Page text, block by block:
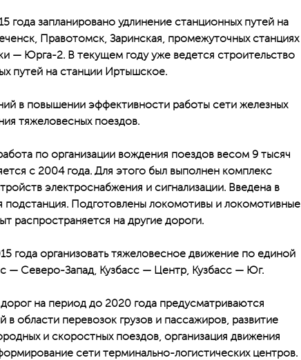
года запланировано удлинение станционных путей на
Правотомск, Заринская, промежуточных станциях
— Юрга-2. В текущем году уже ведется строительство
путей на станции Иртышское.
в повышении эффективности работы сети железных
тяжеловесных поездов.
по организации вождения поездов весом 9 тысяч
с 2004 года. Для этого был выполнен комплекс
электроснабжения и сигнализации. Введена в
подстанция. Подготовлены локомотивы и локомотивные
распространяется на другие дороги.
года организовать тяжеловесное движение по единой
— Северо-Запад, Кузбасс — Центр, Кузбасс — Юг.
на период до 2020 года предусматриваются
в области перевозок грузов и пассажиров, развитие
и скоростных поездов, организация движения
сети терминально-логистических центров.